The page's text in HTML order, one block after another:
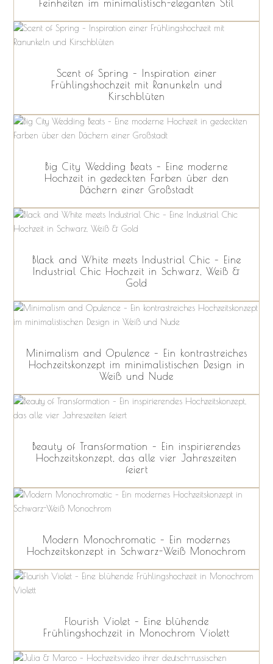
Feinheiten im minimalistisch-eleganten Stil
Scent of Spring – Inspiration einer
Frühlingshochzeit mit Ranunkeln und
Kirschblüten
Big City Wedding Beats – Eine moderne
Hochzeit in gedeckten Farben über den
Dächern einer Großstadt
Black and White meets Industrial Chic – Eine
Industrial Chic Hochzeit in Schwarz, Weiß &
Gold
Minimalism and Opulence – Ein kontrastreiches
Hochzeitskonzept im minimalistischen Design in
Weiß und Nude
Beauty of Transformation – Ein inspirierendes
Hochzeitskonzept, das alle vier Jahreszeiten
feiert
Modern Monochromatic – Ein modernes
Hochzeitskonzept in Schwarz-Weiß Monochrom
Flourish Violet – Eine blühende
Frühlingshochzeit in Monochrom Violett